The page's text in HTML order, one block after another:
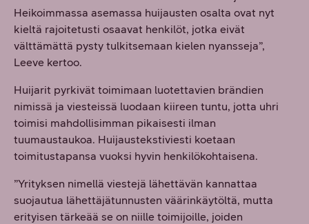
Heikoimmassa asemassa huijausten osalta ovat nyt
kieltä rajoitetusti osaavat henkilöt, jotka eivät
välttämättä pysty tulkitsemaan kielen nyansseja”,
Leeve kertoo.
Huijarit pyrkivät toimimaan luotettavien brändien
nimissä ja viesteissä luodaan kiireen tuntu, jotta uhri
toimisi mahdollisimman pikaisesti ilman
tuumaustaukoa. Huijaustekstiviesti koetaan
toimitustapansa vuoksi hyvin henkilökohtaisena.
”Yrityksen nimellä viestejä lähettävän kannattaa
suojautua lähettäjätunnusten väärinkäytöltä, mutta
erityisen tärkeää se on niille toimijoille, joiden